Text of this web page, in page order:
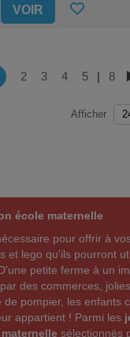
VOIR
lisez actuellement la
Page
2 Page
3 Page
4 Page
5 | 8
Afficher
école maternelle
pour offrir à
et lego qu'ils pourront
petite ferme à un
des commerces,
pompier, les enfants
appartient ! Parmi les
sélectionnés